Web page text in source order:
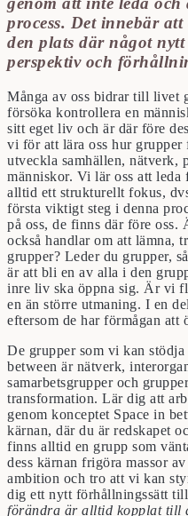
process. Det innebär
den plats där något
perspektiv och
Många av oss bidrar till livet
försöka kontrollera en
sitt eget liv och är där före
vi för att lära oss hur grupper
utveckla samhällen, nätverk,
människor. Vi lär oss att leda
alltid ett strukturellt fokus,
första viktigt steg i denna
på oss, de finns där före oss.
också handlar om att lämna,
grupper? Leder du grupper,
är att bli en av alla i den
inre liv ska öppna sig. Är vi
en än större utmaning. I en
eftersom de har förmågan att
De grupper som vi kan
between är nätverk,
samarbetsgrupper och
transformation. Lär dig att
genom konceptet Space in
kärnan, där du är redskapet
finns alltid en grupp som
dess kärnan frigöra massor
ambition och tro att vi kan
dig ett nytt förhållningssätt
förändra är alltid kopplat till